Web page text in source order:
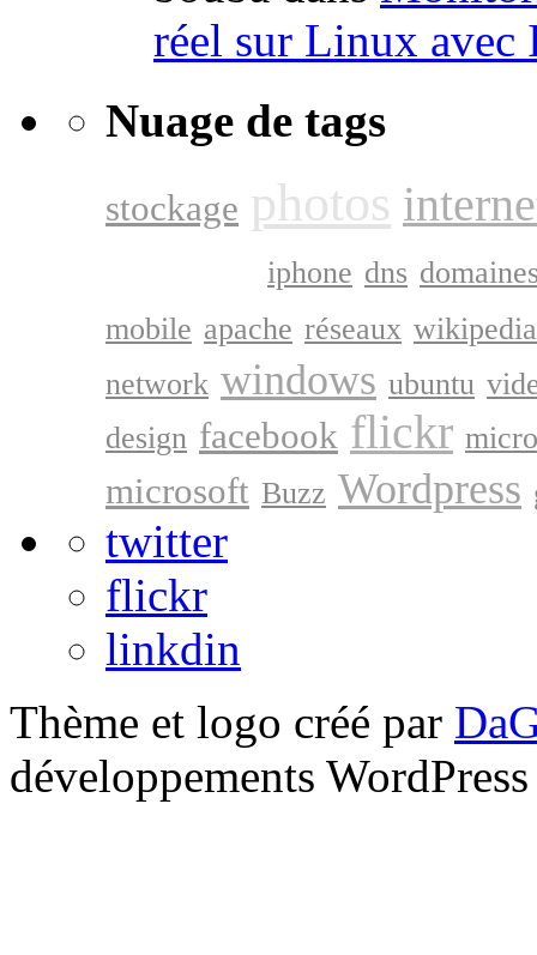
réel sur Linux avec
Nuage de tags
stockage photos
iphone dns
mobile apache réseaux wikipedia
network windows ubuntu
design facebook flickr
microsoft Buzz Wordpress
twitter
flickr
linkdin
Thème et logo créé par
développements